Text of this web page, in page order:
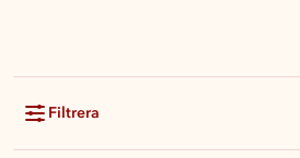
Filtrera